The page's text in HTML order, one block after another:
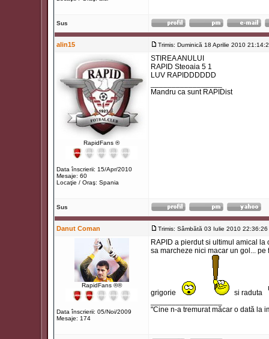
Sus
alin15 Trimis: Duminică 18 Aprilie 2010
RapidFans ®
Data înscrierii: 15/Apr/2010
Mesaje: 60
Locaţie / Oraş: Spania
STIREA ANULUI
RAPID Steoaia 5 1
LUV RAPIDDDDDD
Mandru ca sunt RAPIDist
Sus
Danut Coman Trimis: Sâmbătă 03 Iulie 2010 22:36:26
RapidFans ®®
Data înscrierii: 05/Noi/2009
Mesaje: 174
RAPID a pierdut si ultimul amical
sa marcheze nici macar un gol...
grigorie
si raduta
"Cine n-a tremurat măcar o dată la